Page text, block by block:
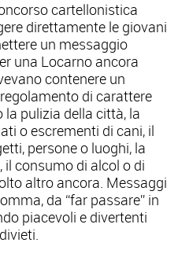
cartellonistica
direttamente le giovani
un messaggio
una Locarno ancora
contenere un
di carattere
la pulizia della città, la
o escrementi di cani, il
persone o luoghi, la
consumo di alcol o di
altro ancora. Messaggi
da “far passare” in
piacevoli e divertenti